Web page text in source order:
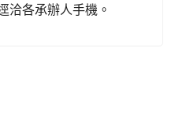
洽各承辦人手機。